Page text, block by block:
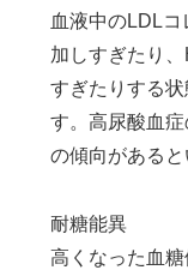
血液中のLDL
加しすぎたり
すぎたりする
す。高尿酸血
の傾向があると
耐糖能異
高くなった血